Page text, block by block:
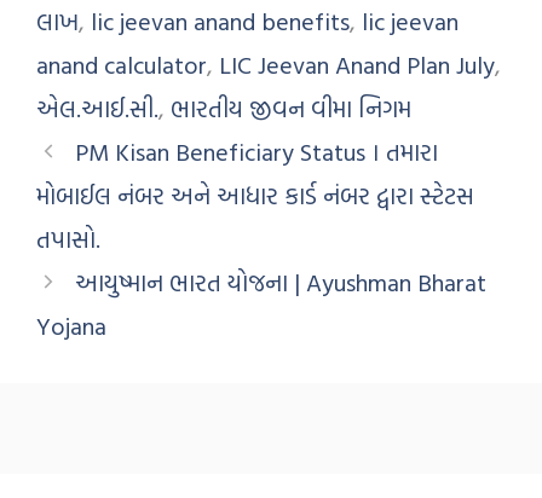
લાખ, lic jeevan anand benefits, lic jeevan
anand calculator, LIC Jeevan Anand Plan July,
એલ.આઈ.સી., ભારતીય જીવન વીમા નિગમ
PM Kisan Beneficiary Status । તમારા
મોબાઈલ નંબર અને આધાર કાર્ડ નંબર દ્વારા સ્ટેટસ
તપાસો.
આયુષ્માન ભારત યોજના | Ayushman Bharat
Yojana